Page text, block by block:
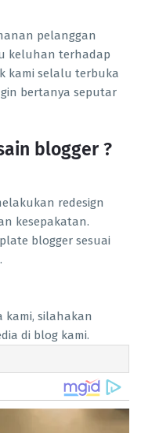
pelanggan
keluhan terhadap
kami selalu terbuka
bertanya seputar
blogger ?
redesign
kesepakatan.
blogger sesuai
kami, silahakan
di blog kami.